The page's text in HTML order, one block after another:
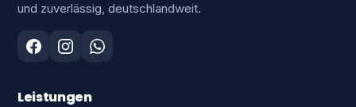
und zuverlässig, deutschlandweit.
Leistungen